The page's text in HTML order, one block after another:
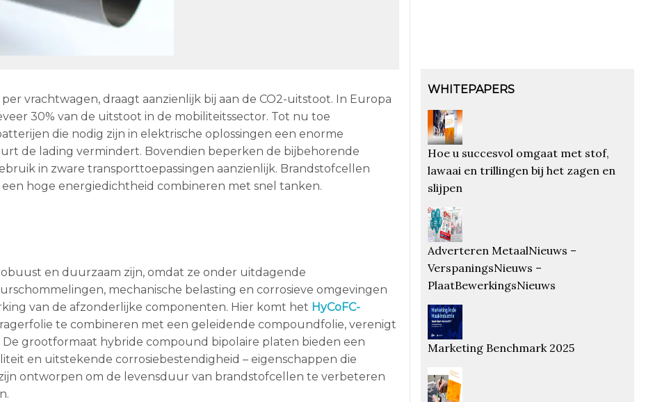
vrachtwagen, draagt aanzienlijk bij aan de CO2-uitstoot. In Europa
30% van de uitstoot in de mobiliteitssector. Tot nu toe
die nodig zijn in elektrische oplossingen een enorme
de lading vermindert. Bovendien beperken de bijbehorende
in zware transporttoepassingen aanzienlijk. Brandstofcellen
hoge energiedichtheid combineren met snel tanken.
en duurzaam zijn, omdat ze onder uitdagende
mechanische belasting en corrosieve omgevingen
van de afzonderlijke componenten. Hier komt het HyCoFC-
te combineren met een geleidende compoundfolie, verenigt
grootformaat hybride compound bipolaire platen bieden een
en uitstekende corrosiebestendigheid – eigenschappen die
ontworpen om de levensduur van brandstofcellen te verbeteren
WHITEPAPERS
Hoe u succesvol omgaat met stof,
lawaai en trillingen bij het zagen en
slijpen
Adverteren MetaalNieuws –
VerspaningsNieuws –
PlaatBewerkingsNieuws
Marketing Benchmark 2025